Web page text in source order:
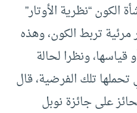
الكون “نظرية الأوتار”
تربط الكون، وهذه
قياسها، ونظرا لحالة
تلك الفرضية، قال
على جائزة نوبل